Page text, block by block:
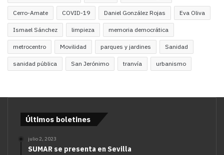
Cerro-Amate COVID-19 Daniel González Rojas Eva Oliva
Ismael Sánchez limpieza memoria democrática
metrocentro Movilidad parques y jardines Sanidad
sanidad pública San Jerónimo tranvía urbanismo
Últimos boletines
julio 2, 2023
SUMAR se presenta en Sevilla